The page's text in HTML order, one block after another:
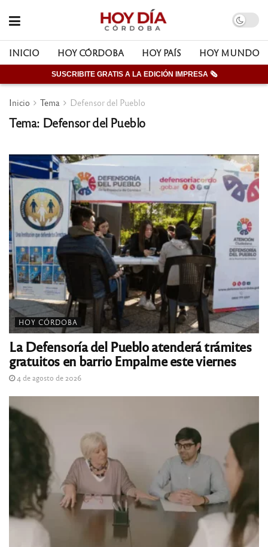
INICIO HOY CÓRDOBA HOY PAÍS HOY MUNDO
SUSCRIBITE GRATIS A LA EDICIÓN IMPRESA 🗞
Inicio Tema Defensor del Pueblo
Tema: Defensor del Pueblo
HOY CÓRDOBA
La Defensoría del Pueblo atenderá trámites
gratuitos en barrio Empalme este viernes
4 de agosto de 2026